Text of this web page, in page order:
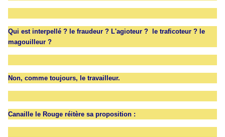
Qui est interpellé ? le fraudeur ? L'agioteur ? le traficoteur ? le
magouilleur ?
Non, comme toujours, le travailleur.
Canaille le Rouge réitère sa proposition :